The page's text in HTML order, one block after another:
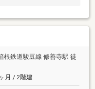
根鉄道駿豆線 修善寺駅 徒
月 / 2階建